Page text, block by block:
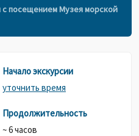
с посещением Музея морской
Начало экскурсии
уточнить время
Продолжительность
~ 6 часов